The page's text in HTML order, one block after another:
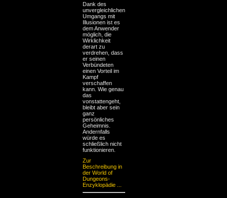
Dank des
unvergleichlichen
Umgangs mit
Illusionen ist es
dem Anwender
möglich, die
Wirklichkeit
derart zu
verdrehen, dass
er seinen
Verbündeten
einen Vorteil im
Kampf
verschaffen
kann. Wie genau
das
vonstattengeht,
bleibt aber sein
ganz
persönliches
Geheimnis.
Andernfalls
würde es
schließlich nicht
funktionieren.
Zur
Beschreibung in
der World of
Dungeons-
Enzyklopädie ...